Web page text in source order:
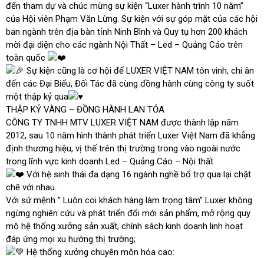
đến tham dự và chúc mừng sự kiện “Luxer hành trình 10 năm”
của Hội viên Phạm Văn Lừng. Sự kiện với sự góp mặt của các hội
ban ngành trên địa bàn tỉnh Ninh Bình và Quy tụ hơn 200 khách
mời đại diện cho các ngành Nội Thất – Led – Quảng Cáo trên
toàn quốc
Sự kiện cũng là cơ hội để LUXER VIỆT NAM tôn vinh, chi ân
đến các Đại Biểu, Đối Tác đã cùng đồng hành cùng công ty suốt
một thập kỷ qua
THẬP KỶ VÀNG – ĐỒNG HÀNH LAN TỎA
CÔNG TY TNHH MTV LUXER VIỆT NAM được thành lập năm
2012, sau 10 năm hình thành phát triển Luxer Việt Nam đã khẳng
định thương hiệu, vị thế trên thị trường trong vào ngoài nước
trong lĩnh vực kinh doanh Led – Quảng Cáo – Nội thất.
Với hệ sinh thái đa dạng 16 ngành nghề bổ trợ qua lại chặt
chẽ với nhau.
Với sứ mệnh ” Luôn coi khách hàng làm trọng tâm” Luxer không
ngừng nghiên cứu và phát triển đổi mới sản phẩm, mở rộng quy
mô hệ thống xưởng sản xuất, chính sách kinh doanh linh hoạt
đáp ứng mọi xu hướng thị trường;
Hệ thống xưởng chuyên môn hóa cao: